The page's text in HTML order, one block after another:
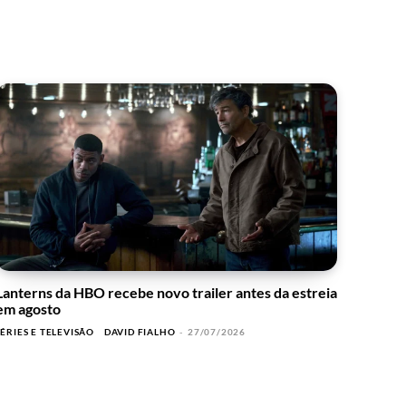
da HBO recebe novo trailer antes da estreia
agosto
E TELEVISÃO DAVID FIALHO - 27/07/2026